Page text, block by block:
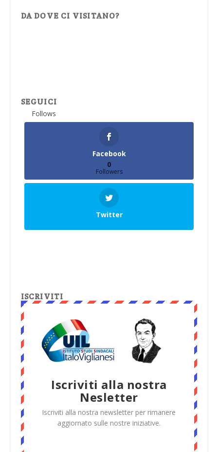
DA DOVE CI VISITANO?
SEGUICI
Follows
Facebook
0
Followers
Twitter
ISCRIVITI
Iscriviti alla nostra
Nesletter
Iscriviti alla nostra newsletter per rimanere
aggiornato sulle nostre iniziative.